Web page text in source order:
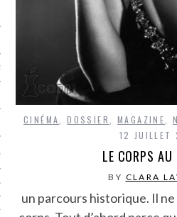
CINÉMA ,DOSSIER MAGAZINE
12 JUILLET
LE CORPS AU
BY CLARA
un parcours historique. Il ne